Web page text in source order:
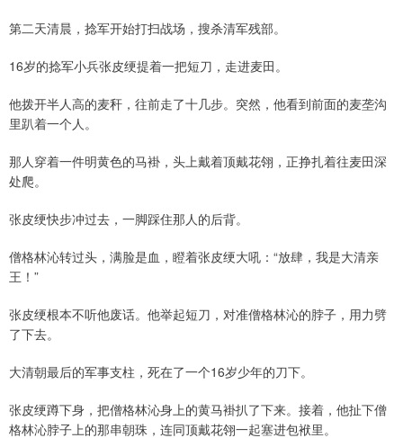
第二天清晨，捻军开始打扫战场，搜杀清军残部。
16岁的捻军小兵张皮绠提着一把短刀，走进麦田。
他拨开半人高的麦秆，往前走了十几步。突然，他看到前面的麦垄沟
里趴着一个人。
那人穿着一件明黄色的马褂，头上戴着顶戴花翎，正挣扎着往麦田深
处爬。
张皮绠快步冲过去，一脚踩住那人的后背。
僧格林沁转过头，满脸是血，瞪着张皮绠大吼：“放肆，我是大清亲
王！”
张皮绠根本不听他废话。他举起短刀，对准僧格林沁的脖子，用力劈
了下去。
大清朝最后的军事支柱，死在了一个16岁少年的刀下。
张皮绠蹲下身，把僧格林沁身上的黄马褂扒了下来。接着，他扯下僧
格林沁脖子上的那串朝珠，连同顶戴花翎一起塞进包袱里。